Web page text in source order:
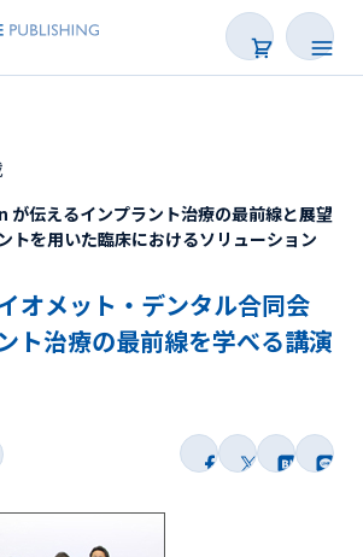
新着
特集
後で読む
が伝えるインプラント治療の最前線と展望
トを用いた臨床におけるソリューション
オメット・デンタル合同会
ト治療の最前線を学べる講演